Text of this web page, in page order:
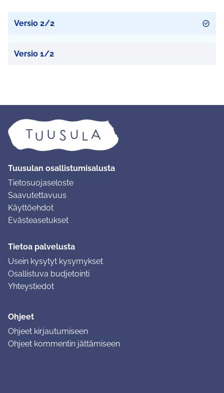
Versio 2/2
Versio 1/2
Tuusulan osallistumisalusta
Tietosuojaseloste
Saavutettavuus
Käyttöehdot
Evästeasetukset
Tietoa palvelusta
Usein kysytyt kysymykset
Osallistuva budjetointi
Yhteystiedot
Ohjeet
Ohjeet kirjautumiseen
Ohjeet kommentin jättämiseen